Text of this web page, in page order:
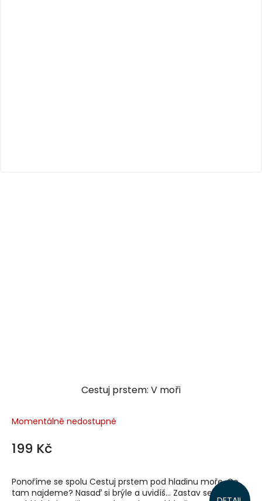
Cestuj prstem: V moři
Momentálně nedostupné
199 Kč
Ponoříme se spolu Cestuj prstem pod hladinu moře. Co
tam najdeme? Nasaď si brýle a uvidíš... Zastav se,